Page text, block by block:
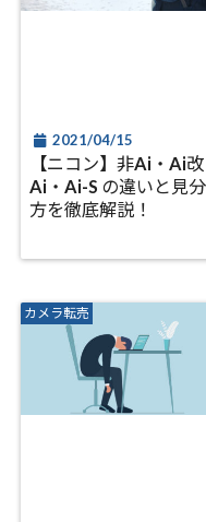
2021/04/15
【ニコン】非Ai・Ai改
Ai・Ai-S の違いと見
方を徹底解説！
カメラ転売